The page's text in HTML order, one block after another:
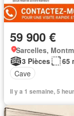
59 900 €
Sarcelles,
3 Pièces
65
Cave
Il y a 1 semaine, 5